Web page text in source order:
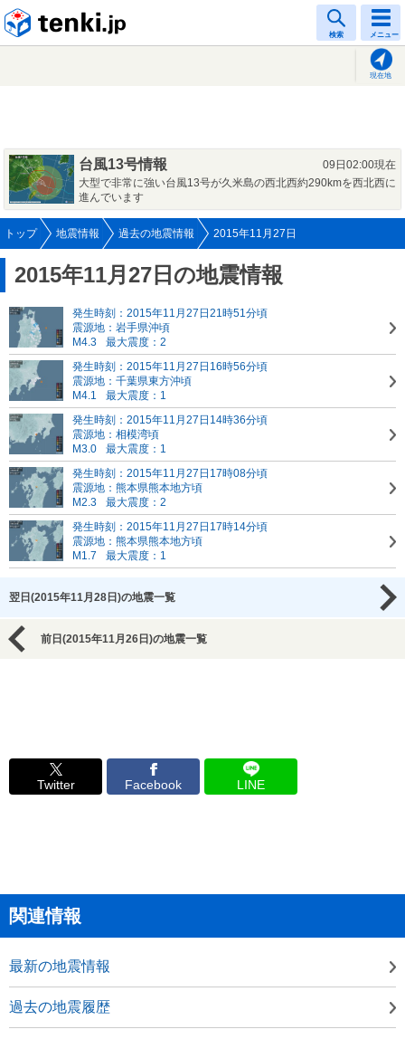
検索 メニュー
現在地
台風13号情報
09日02:00現在
大型で非常に強い台風13号が久米島の西北西約290kmを西北西に
進んでいます
トップ 地震情報 過去の地震情報 2015年11月27日
2015年11月27日の地震情報
発生時刻：2015年11月27日21時51分頃
震源地：岩手県沖頃
M4.3
最大震度：2
発生時刻：2015年11月27日16時56分頃
震源地：千葉県東方沖頃
M4.1
最大震度：1
発生時刻：2015年11月27日14時36分頃
震源地：相模湾頃
M3.0
最大震度：1
発生時刻：2015年11月27日17時08分頃
震源地：熊本県熊本地方頃
M2.3
最大震度：2
発生時刻：2015年11月27日17時14分頃
震源地：熊本県熊本地方頃
M1.7
最大震度：1
翌日(2015年11月28日)の地震一覧
前日(2015年11月26日)の地震一覧
Twitter Facebook LINE
関連情報
最新の地震情報
過去の地震履歴